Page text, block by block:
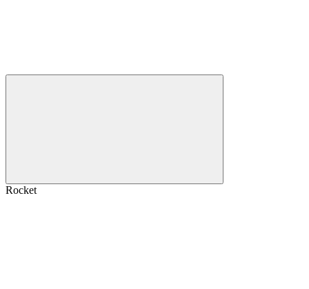
Rocket